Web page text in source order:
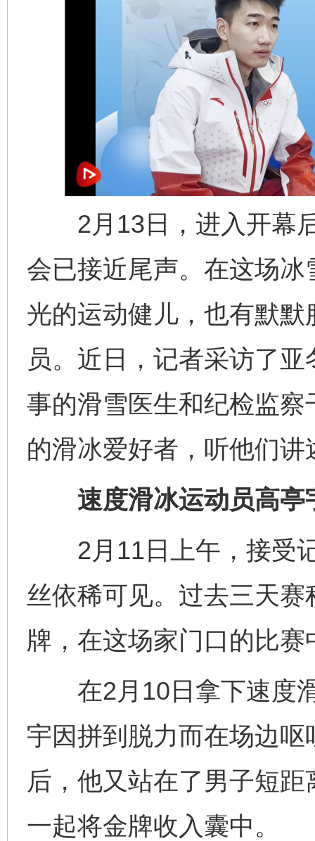
2月13日，进入开幕后
会已接近尾声。在这场
光的运动健儿，也有默
员。近日，记者采访了
事的滑雪医生和纪检监察
的滑冰爱好者，听他们
速度滑冰运动员高亭
2月11日上午，接受记
丝依稀可见。过去三天
牌，在这场家门口的比赛
在2月10日拿下速度滑
宇因拼到脱力而在场边
后，他又站在了男子短
一起将金牌收入囊中。